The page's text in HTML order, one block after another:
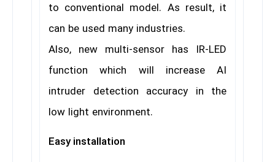
to conventional model. As result, it
can be used many industries.
Also, new multi-sensor has IR-LED
function which will increase AI
intruder detection accuracy in the
low light environment.
Easy installation